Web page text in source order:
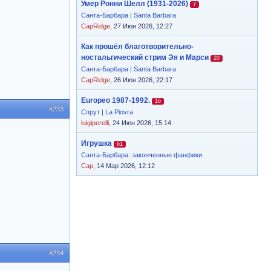
Умер Ронни Шелл (1931-2026) 7
Санта-Барбара | Santa Barbara
CapRidge , 27 Июн 2026, 12:27
Как прошёл благотворительно-
ностальгический стрим Эя и Марси
20
Санта-Барбара | Santa Barbara
CapRidge , 26 Июн 2026, 22:17
Europeo 1987-1992. 16
Спрут | La Piovra
luigiperelli , 24 Июн 2026, 15:14
Игрушка 61
Санта-Барбара: законченные фанфики
Cap , 14 Мар 2026, 12:12
#233
#234